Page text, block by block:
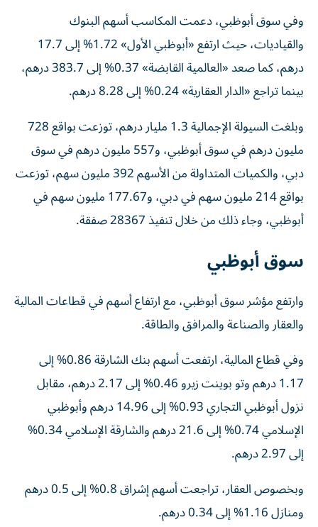
وفي سوق أبوظبي، دعمت المكاسب أسهم البنوك
والقياديات، حيث ارتفع «أبوظبي الأول» 1.72% إلى 17.7
درهم، كما صعد «العالمية القابضة» 0.37% إلى 383.7 درهم،
بينما تراجع «الدار العقارية» 0.24% إلى 8.28 درهم.
وبلغت السيولة الإجمالية 1.3 مليار درهم، توزعت بواقع 728
مليون درهم في سوق أبوظبي، و557 مليون درهم في سوق
دبي، والكميات المتداولة من الأسهم 392 مليون سهم، توزعت
بواقع 214 مليون سهم في دبي، و177.67 مليون سهم في
أبوظبي، وجاء ذلك من خلال تنفيذ 28367 صفقة.
سوق أبوظبي
وارتفع مؤشر سوق أبوظبي، مع ارتفاع أسهم في قطاعات المالية
والعقار والصناعة والمرافق والطاقة.
وفي قطاع المالية، ارتفعت أسهم بنك الشارقة 0.86% إلى
1.17 درهم وتو بوينت زيرو 0.46% إلى 2.17 درهم، مقابل
نزول أبوظبي التجاري 0.93% إلى 14.96 درهم وأبوظبي
الإسلامي 0.74% إلى 21.6 درهم والشارقة الإسلامي 0.34%
إلى 2.97 درهم.
وبخصوص العقار، تراجعت أسهم إشراق 0.8% إلى 0.5 درهم
ومنازل 1.16% إلى 0.34 درهم.